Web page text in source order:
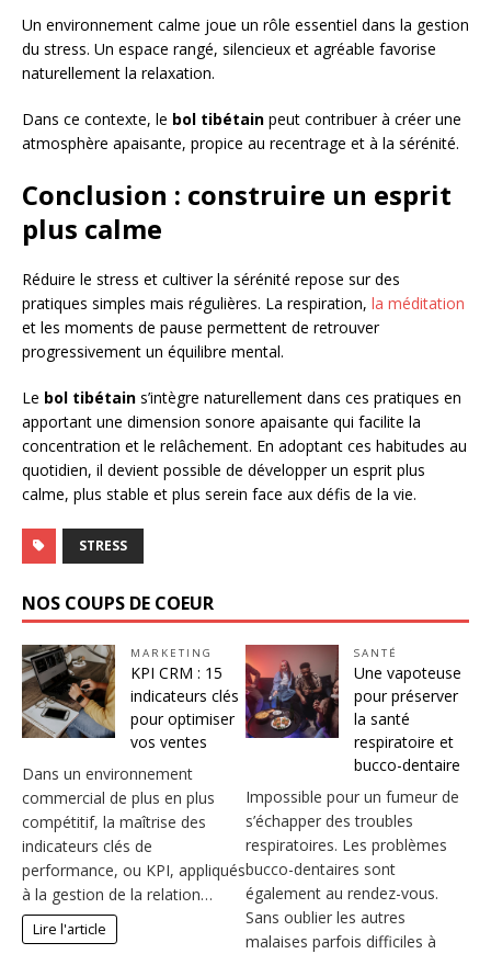
Un environnement calme joue un rôle essentiel dans la gestion
du stress. Un espace rangé, silencieux et agréable favorise
naturellement la relaxation.
Dans ce contexte, le bol tibétain peut contribuer à créer une
atmosphère apaisante, propice au recentrage et à la sérénité.
Conclusion : construire un esprit
plus calme
Réduire le stress et cultiver la sérénité repose sur des
pratiques simples mais régulières. La respiration, la méditation
et les moments de pause permettent de retrouver
progressivement un équilibre mental.
Le bol tibétain s’intègre naturellement dans ces pratiques en
apportant une dimension sonore apaisante qui facilite la
concentration et le relâchement. En adoptant ces habitudes au
quotidien, il devient possible de développer un esprit plus
calme, plus stable et plus serein face aux défis de la vie.
STRESS
NOS COUPS DE COEUR
MARKETING
KPI CRM : 15
indicateurs clés
pour optimiser
vos ventes
Dans un environnement
commercial de plus en plus
compétitif, la maîtrise des
indicateurs clés de
performance, ou KPI, appliqués
à la gestion de la relation…
Lire l'article
SANTÉ
Une vapoteuse
pour préserver
la santé
respiratoire et
bucco-dentaire
Impossible pour un fumeur de
s’échapper des troubles
respiratoires. Les problèmes
bucco-dentaires sont
également au rendez-vous.
Sans oublier les autres
malaises parfois difficiles à